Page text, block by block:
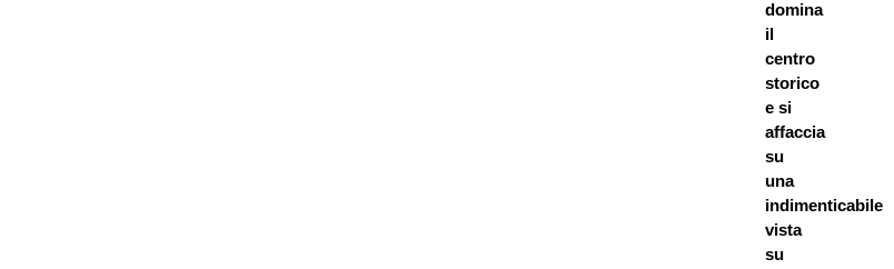
domina
il
centro
storico
e si
affaccia
su
una
indimenticabile
vista
su